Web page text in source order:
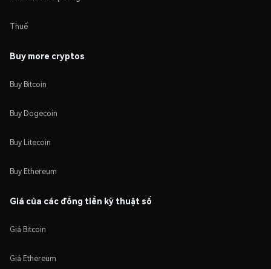
Thuế
Buy more cryptos
Buy Bitcoin
Buy Dogecoin
Buy Litecoin
Buy Ethereum
Giá của các đồng tiền kỹ thuật số
Giá Bitcoin
Giá Ethereum